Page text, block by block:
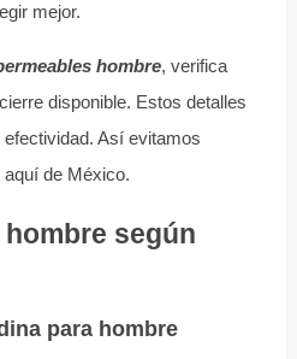
mejor.
hombre, verifica
disponible. Estos detalles
Así evitamos
de México.
según
para hombre